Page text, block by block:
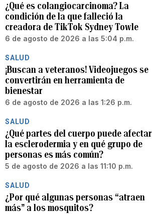
¿Qué es colangiocarcinoma? La
condición de la que falleció la
creadora de TikTok Sydney Towle
6 de agosto de 2026 a las 5:04 p.m.
SALUD
¡Buscan a veteranos! Videojuegos se
convertirán en herramienta de
bienestar
6 de agosto de 2026 a las 1:26 p.m.
SALUD
¿Qué partes del cuerpo puede afectar
la esclerodermia y en qué grupo de
personas es más común?
5 de agosto de 2026 a las 11:10 p.m.
SALUD
¿Por qué algunas personas “atraen
más” a los mosquitos?